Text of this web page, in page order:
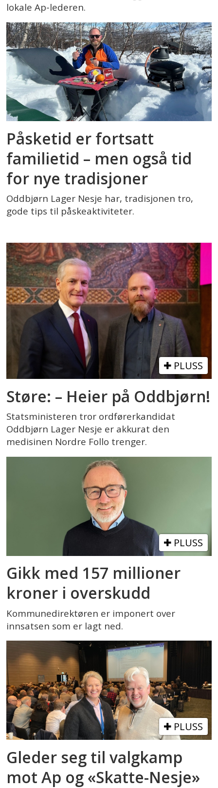
lokale Ap-lederen.
Påsketid er fortsatt
familietid – men også tid
for nye tradisjoner
Oddbjørn Lager Nesje har, tradisjonen tro,
gode tips til påskeaktiviteter.
PLUSS
Støre: – Heier på Oddbjørn!
Statsministeren tror ordførerkandidat
Oddbjørn Lager Nesje er akkurat den
medisinen Nordre Follo trenger.
PLUSS
Gikk med 157 millioner
kroner i overskudd
Kommunedirektøren er imponert over
innsatsen som er lagt ned.
PLUSS
Gleder seg til valgkamp
mot Ap og «Skatte-Nesje»